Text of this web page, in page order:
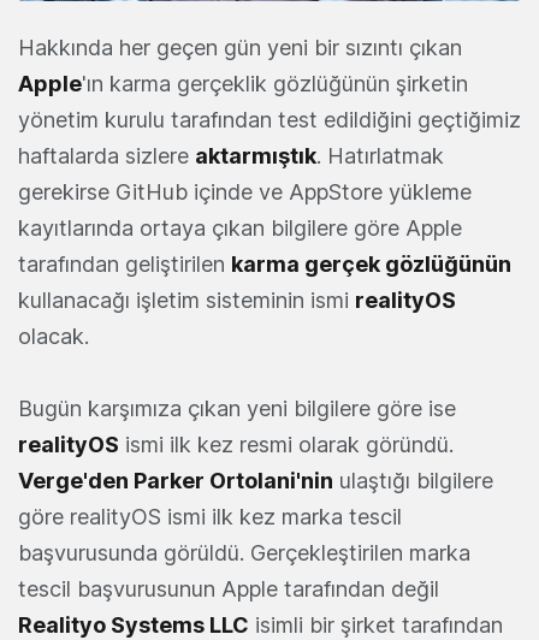
Hakkında her geçen gün yeni bir sızıntı çıkan
Apple'ın karma gerçeklik gözlüğünün şirketin
yönetim kurulu tarafından test edildiğini geçtiğimiz
haftalarda sizlere aktarmıştık. Hatırlatmak
gerekirse GitHub içinde ve AppStore yükleme
kayıtlarında ortaya çıkan bilgilere göre Apple
tarafından geliştirilen karma gerçek gözlüğünün
kullanacağı işletim sisteminin ismi realityOS
olacak.
Bugün karşımıza çıkan yeni bilgilere göre ise
realityOS ismi ilk kez resmi olarak göründü.
Verge'den Parker Ortolani'nin ulaştığı bilgilere
göre realityOS ismi ilk kez marka tescil
başvurusunda görüldü. Gerçekleştirilen marka
tescil başvurusunun Apple tarafından değil
Realityo Systems LLC isimli bir şirket tarafından